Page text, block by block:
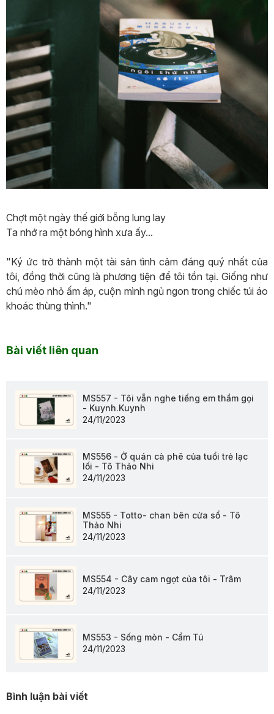
Chợt một ngày thế giới bỗng lung lay
Ta nhớ ra một bóng hình xưa ấy...
"Ký ức trở thành một tài sản tình cảm đáng quý nhất của
tôi, đồng thời cũng là phương tiện để tôi tồn tại. Giống như
chú mèo nhỏ ấm áp, cuộn mình ngủ ngon trong chiếc túi áo
khoác thùng thình."
Bài viết liên quan
MS557 - Tôi vẫn nghe tiếng em thầm gọi
- Kuynh.Kuynh
24/11/2023
MS556 - Ở quán cà phê của tuổi trẻ lạc
lối - Tô Thảo Nhi
24/11/2023
MS555 - Totto- chan bên cửa sổ - Tô
Thảo Nhi
24/11/2023
MS554 - Cây cam ngọt của tôi - Trâm
24/11/2023
MS553 - Sống mòn - Cẩm Tú
24/11/2023
Bình luận bài viết